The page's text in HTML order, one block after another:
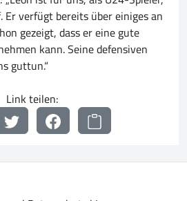
verfügt bereits über einiges an
gezeigt, dass er eine gute
kann. Seine defensiven
guttun.“
Link teilen: